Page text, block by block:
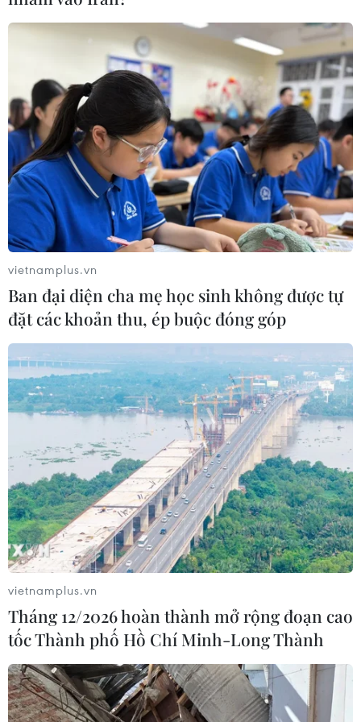
Thứ trưởng Tài chính Nhật quan ngại về
việc đồng yen tăng giá mạnh
21/06/2019 11:34
Thứ trưởng Tài chính Nhật Bản Masatsugu Asakawa, đã
bày tỏ quan ngại về xu hướng tăng giá nhanh của
đồng yen trên thị trường ngoại hối trong thời gian gần
đây.
vietnamplus.vn
Ban đại diện cha mẹ học sinh không được tự
đặt các khoản thu, ép buộc đóng góp
vietnamplus.vn
Tháng 12/2026 hoàn thành mở rộng đoạn cao
tốc Thành phố Hồ Chí Minh-Long Thành